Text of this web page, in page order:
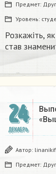
Предмет:
Уровень:
Розкажіть,
став
24
ДЕКАБРЬ
Автор:
Предмет: